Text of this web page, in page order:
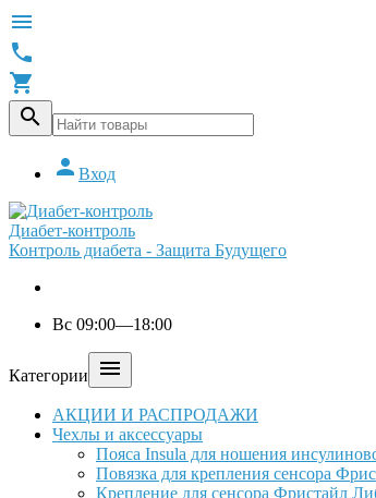




 Вход
Диабет-контроль
Контроль диабета - Защита Будущего
Вс 09:00—18:00
Категории 
АКЦИИ И РАСПРОДАЖИ
Чехлы и аксессуары
Пояса Insula для ношения
Повязка для крепления сенсора
Крепление для сенсора Фристайл